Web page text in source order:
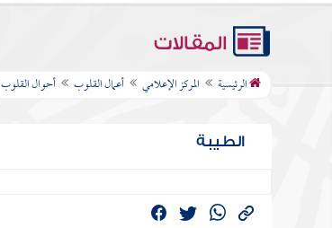
المقالات
الرئيسية المركز الإعلامي أعمال القلوب أحوال القلوب
الطيبة